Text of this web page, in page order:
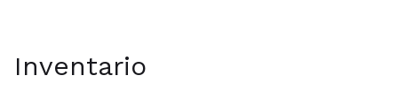
Inventario